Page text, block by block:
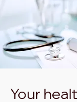
Your